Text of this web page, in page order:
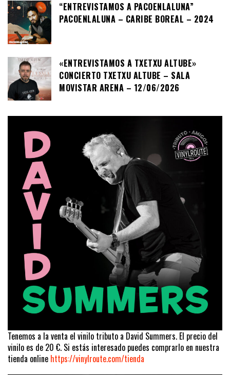
“ENTREVISTAMOS A PACOENLALUNA”
PACOENLALUNA – CARIBE BOREAL – 2024
«ENTREVISTAMOS A TXETXU ALTUBE»
CONCIERTO TXETXU ALTUBE – SALA
MOVISTAR ARENA – 12/06/2026
Tenemos a la venta el vinilo tributo a David Summers. El precio del
vinilo es de 20 €. Si estás interesado puedes comprarlo en nuestra
tienda online https://vinylroute.com/tienda